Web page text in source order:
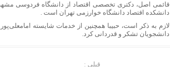
قائمی اصل، دکتری تخصصی اقتصاد از دانشگاه فردوسی
دانشکده اقتصاد دانشگاه خوارزمی تهران است .
لازم به ذکر است، حبیبا همچنین از خدمات شایسته
دانشجویان تشکر و قدردانی کرد.
قبلی :